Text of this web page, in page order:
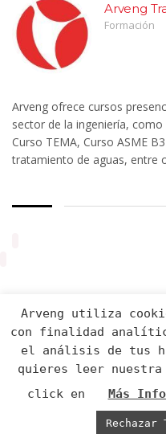
Arveng
Formación
Arveng ofrece cursos
sector de la ingeniería,
Curso TEMA, Curso ASME
tratamiento de aguas, entre
Arveng Training
Arveng utiliza
con finalidad
el análisis de tus
quieres leer
click en
Más
Rechazar